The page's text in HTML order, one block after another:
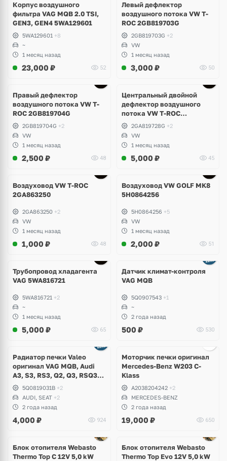
Корпус воздушного
фильтра VAG MQB 2.0 TSI,
GEN3, GEN4 5WA129601
5WA129601 +8
~
1 месяц назад
23,000 ₽ 52
Левый дефлектор
воздушного потока VW T-
ROC 2GB819703G
2GB819703G +2
VW
1 месяц назад
3,000 ₽ 50
Правый дефлектор
воздушного потока VW T-
ROC 2GB819704G
2GB819704G +2
VW
1 месяц назад
2,500 ₽ 48
Центральный двойной
дефлектор воздушного
потока VW T-ROC
2GA819728G
2GA819728G +2
VW
1 месяц назад
5,000 ₽ 45
Воздуховод VW T-ROC
2GA863250
2GA863250 +2
VW
1 месяц назад
1,000 ₽ 48
Воздуховод VW GOLF MK8
5H0864256
5H0864256 +5
VW
1 месяц назад
2,000 ₽ 51
Трубопровод хладагента
VAG 5WA816721
5WA816721 +2
~
1 месяц назад
5,000 ₽ 65
Датчик климат-контроля
VAG MQB
5Q0907543 +1
~
2 года назад
500 ₽ 530
Радиатор печки Valeo
оригинал VAG MQB, Audi
A3, S3, RS3, Q2, Q3, RSQ3,
Volkswagen Arteon, Passat
B8, Tiguan, Taos, Golf 7, 8,
T-Roc, Caddy, Skoda
Kodiaq, Karoq, Octavia,
Superb, Seat Leon
5Q0819031B +2
AUDI, SEAT +2
2 года назад
4,000 ₽ 924
Моторчик печки оригинал
Mercedes-Benz W203 C-
Klass
A2038204242 +2
MERCEDES-BENZ
2 года назад
19,000 ₽ 650
Блок отопителя Webasto
Thermo Top C 12V 5,0 kW
Блок отопителя Webasto
Thermo Top Evo 12V 5,0 kW